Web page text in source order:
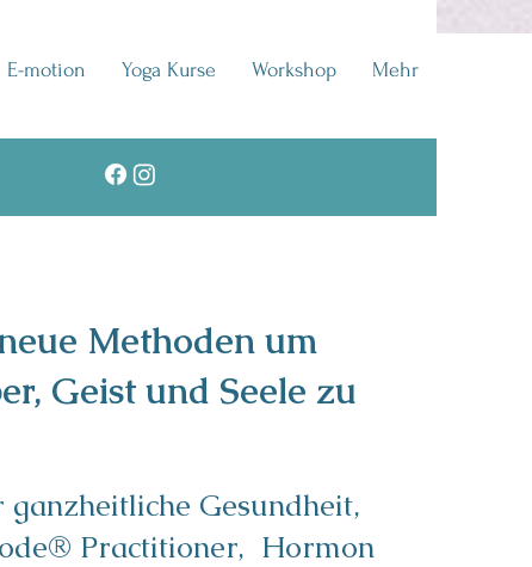
E-motion Yoga Kurse Workshop Mehr
Methoden um
Geist und Seele zu
ganzheitliche Gesundheit,
Practitioner, Hormon